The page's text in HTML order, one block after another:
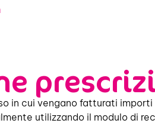
in cui vengano fatturati
utilizzando il modulo di